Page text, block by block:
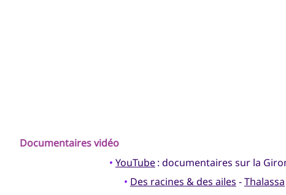
Documentaires vidéo
• YouTube: documentaires sur la
• Des racines & des ailes -Thalassa